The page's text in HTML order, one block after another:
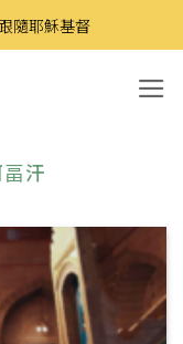
隨耶穌基督
汗